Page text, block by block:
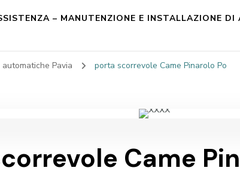
– MANUTENZIONE E INSTALLAZIONE
Pavia porta scorrevole Came Pinarolo Po
Came